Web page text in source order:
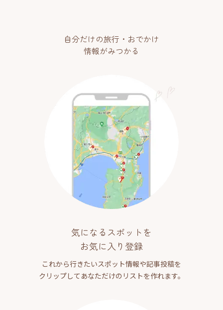
自分だけの旅行・おでかけ
情報がみつかる
気になるスポットを
お気に入り登録
これから行きたいスポット情報や記事投稿を
クリップしてあなただけのリストを作れます。